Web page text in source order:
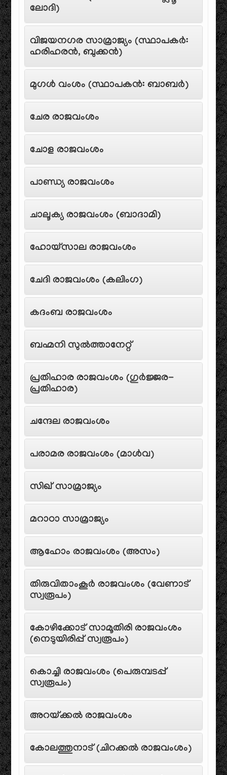
ലോദി)
വിജയനഗര സാമ്രാജ്യം (സ്ഥാപകർ:
ഹരിഹരൻ, ബുക്കൻ)
മുഗൾ വംശം (സ്ഥാപകൻ: ബാബർ)
ചേര രാജവംശം
ചോള രാജവംശം
പാണ്ഡ്യ രാജവംശം
ചാലൂക്യ രാജവംശം (ബാദാമി)
ഹോയ്‌സാല രാജവംശം
ചേദി രാജവംശം (കലിംഗ)
കദംബ രാജവംശം
ബഹ്മനി സുൽത്താനേറ്റ്
പ്രതിഹാര രാജവംശം (ഗുർജ്ജര-
പ്രതിഹാര)
ചന്ദേല രാജവംശം
പരാമര രാജവംശം (മാൾവ)
സിഖ് സാമ്രാജ്യം
മറാഠാ സാമ്രാജ്യം
ആഹോം രാജവംശം (അസം)
തിരുവിതാംകൂർ രാജവംശം (വേണാട്
സ്വരൂപം)
കോഴിക്കോട് സാമൂതിരി രാജവംശം
(നെടുയിരിപ്പ് സ്വരൂപം)
കൊച്ചി രാജവംശം (പെരുമ്പടപ്പ്
സ്വരൂപം)
അറയ്ക്കൽ രാജവംശം
കോലത്തുനാട് (ചിറക്കൽ രാജവംശം)